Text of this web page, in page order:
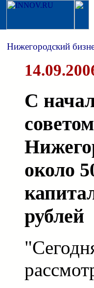
Нижегородский
С
около
рублей